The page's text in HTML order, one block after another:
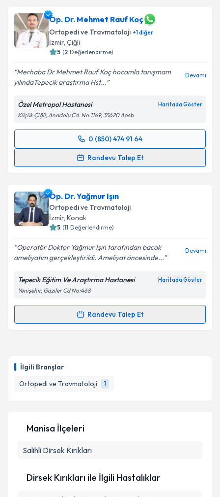
İlgili Branşlar
Ortopedi ve Travmatoloji
1
takvim hazırlandığında e-posta ile bilgilendireceğiz.
E-posta Adresiniz
Kişisel verilerimin işlenmesine ilişkin
kapsamda işlenmesini kabul ediyorum.
Takvim Talebini Gönder
Op. Dr. Mehmet Rauf Koç
Ortopedi ve Travmatoloji +1diğer
İzmir, Çiğli
5 (2 Değerlendirme)
Merhaba Dr Mehmet Rauf Koç hocamla tanışmam
yılındaTepecik araştırma Hst...
Devamı
Özel Metropol Hastanesi Haritada Göster
Küçük Çiğli, Anadolu Cd. No:1169, 35620 Aosb
0 (850) 474 91 64
Randevu Talep Et
Randevu Takvimi Talebi
takvim hazırlandığında e-posta ile bilgilendireceğiz.
E-posta Adresiniz
Kişisel verilerimin işlenmesine ilişkin
kapsamda işlenmesini kabul ediyorum.
Takvim Talebini Gönder
Op. Dr. Yağmur Işın
Ortopedi ve Travmatoloji
İzmir, Konak
5 (11 Değerlendirme)
Operatör Doktor Yağmur Işın tarafından bacak
ameliyatım gerçekleştirildi. Ameliyat öncesinde...
Devamı
Tepecik Eğitim Ve Araştırma Hastanesi Haritada Göster
Yenişehir, Gaziler Cd No:468
Randevu Talep Et
Randevu Takvimi Talebi
takvim hazırlandığında e-posta ile bilgilendireceğiz.
Metni 'ni okudum ve kişisel verilerimin belirtilen
Manisa İlçeleri
Salihli Dirsek Kırıkları
Dirsek Kırıkları ile İlgili Hastalıklar